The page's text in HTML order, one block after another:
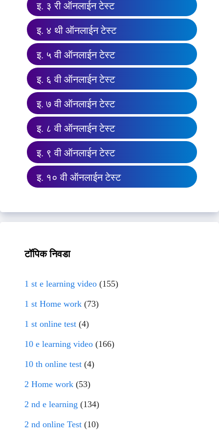
इ. ३ री ऑनलाईन टेस्ट
इ. ४ थी ऑनलाईन टेस्ट
इ. ५ वी ऑनलाईन टेस्ट
इ. ६ वी ऑनलाईन टेस्ट
इ. ७ वी ऑनलाईन टेस्ट
इ. ८ वी ऑनलाईन टेस्ट
इ. ९ वी ऑनलाईन टेस्ट
इ. १० वी ऑनलाईन टेस्ट
टॉपिक निवडा
1 st e learning video (155)
1 st Home work (73)
1 st online test (4)
10 e learning video (166)
10 th online test (4)
2 Home work (53)
2 nd e learning (134)
2 nd online Test (10)